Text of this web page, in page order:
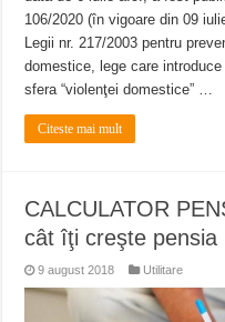
106/2020 (în vigoare din 09
Legii nr. 217/2003 pentru
domestice, lege care
sfera “violenţei domestice” …
Citeste mai mult
CALCULATOR
cât îţi creşte pensia
9 august 2018 Utilitare